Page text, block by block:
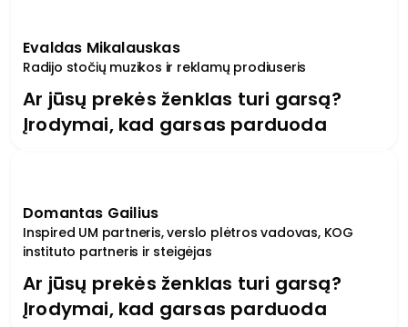
Evaldas Mikalauskas
Radijo stočių muzikos ir reklamų prodiuseris
Ar jūsų prekės ženklas turi garsą?
Įrodymai, kad garsas parduoda
Domantas Gailius
Inspired UM partneris, verslo plėtros vadovas, KOG
instituto partneris ir steigėjas
Ar jūsų prekės ženklas turi garsą?
Įrodymai, kad garsas parduoda